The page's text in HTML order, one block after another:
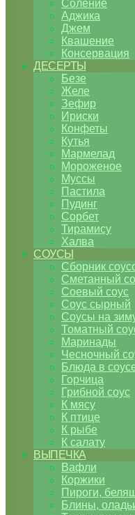
Соление
Аджика
Джем
Квашение
Консервация
ДЕСЕРТЫ
Безе
Желе
Зефир
Ириски
Конфеты
Кутья
Мармелад
Мороженое
Муссы
Пастила
Пудинг
Сорбет
Тирамису
Халва
СОУСЫ
Сборник
Сметанный
Соевый соус
Соус сырный
Соусы на
Томатный
Маринады
Чесночный
Блюда в
Горчица
Грибной соус
К мясу
К птице
К рыбе
К салату
ВЫПЕЧКА
Вафли
Коржики
Пироги,
Блины,